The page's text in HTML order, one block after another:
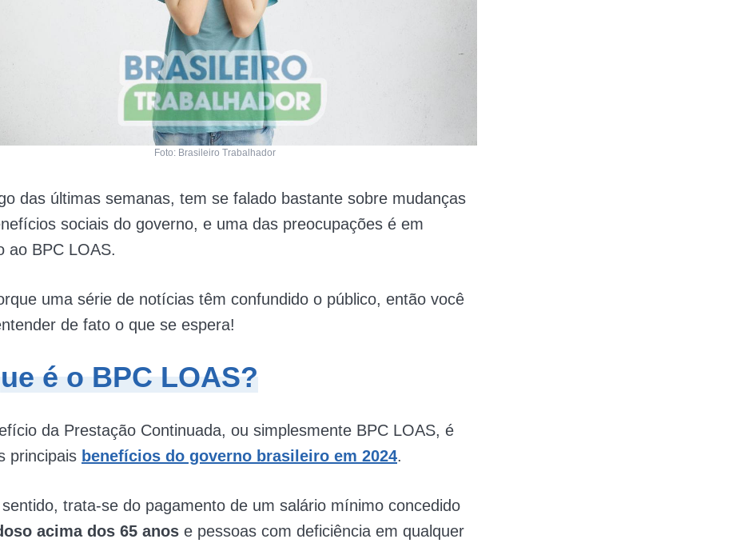
Foto: Brasileiro Trabalhador
das últimas semanas, tem se falado bastante sobre mudanças
sociais do governo, e uma das preocupações é em
ao BPC LOAS.
uma série de notícias têm confundido o público, então você
de fato o que se espera!
é o BPC LOAS?
da Prestação Continuada, ou simplesmente BPC LOAS, é
principais benefícios do governo brasileiro em 2024.
trata-se do pagamento de um salário mínimo concedido
acima dos 65 anos e pessoas com deficiência em qualquer